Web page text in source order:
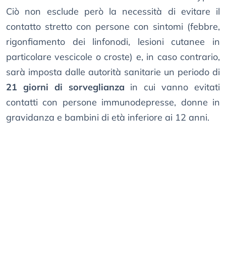
Ciò non esclude però la necessità di evitare il
contatto stretto con persone con sintomi (febbre,
rigonfiamento dei linfonodi, lesioni cutanee in
particolare vescicole o croste) e, in caso contrario,
sarà imposta dalle autorità sanitarie un periodo di
21 giorni di sorveglianza in cui vanno evitati
contatti con persone immunodepresse, donne in
gravidanza e bambini di età inferiore ai 12 anni.